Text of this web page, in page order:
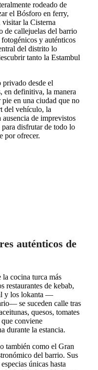
rodeado de
el Bósforo en ferry,
la Cisterna
de callejuelas del barrio
y auténticos
del distrito lo
tanto la Estambul
desde el
en definitiva, la manera
en una ciudad que no
del vehículo, la
de imprevistos
disfrutar de todo lo
por ofrecer.
auténticos de
cocina turca más
restaurantes de kebab,
y los lokanta —
se suceden calle tras
quesos, tomates
conviene
durante la estancia.
también como el Gran
del barrio. Sus
únicas hasta